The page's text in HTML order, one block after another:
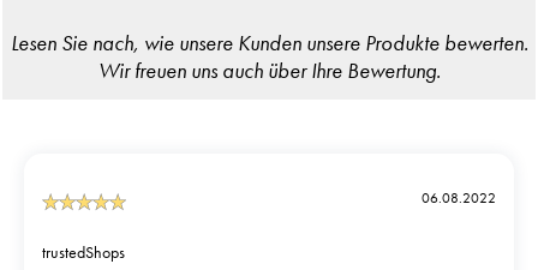
06.08.2022
trustedShops